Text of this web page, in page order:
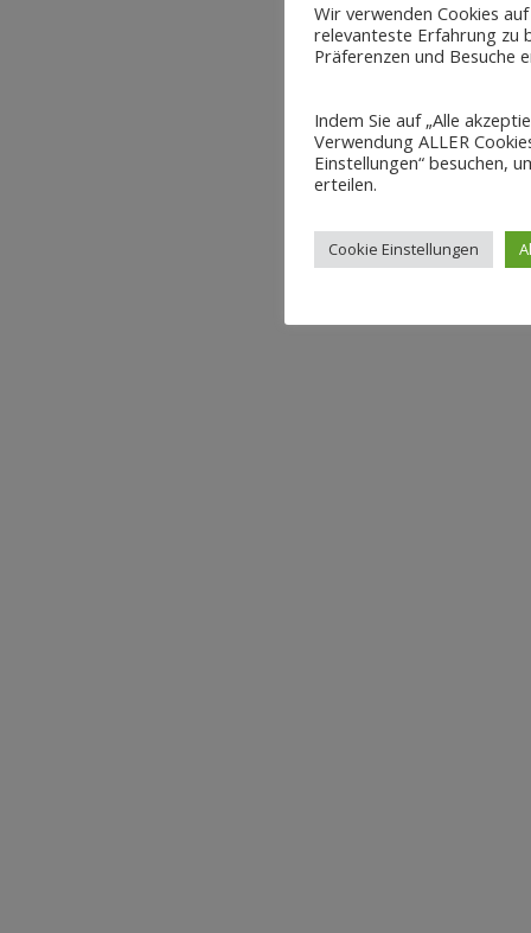
Wir verwenden Cookies
relevanteste Erfahrung zu
Präferenzen und Besuche
Indem Sie auf „Alle
Verwendung ALLER
Einstellungen“ besuchen,
erteilen.
Cookie Einstellungen